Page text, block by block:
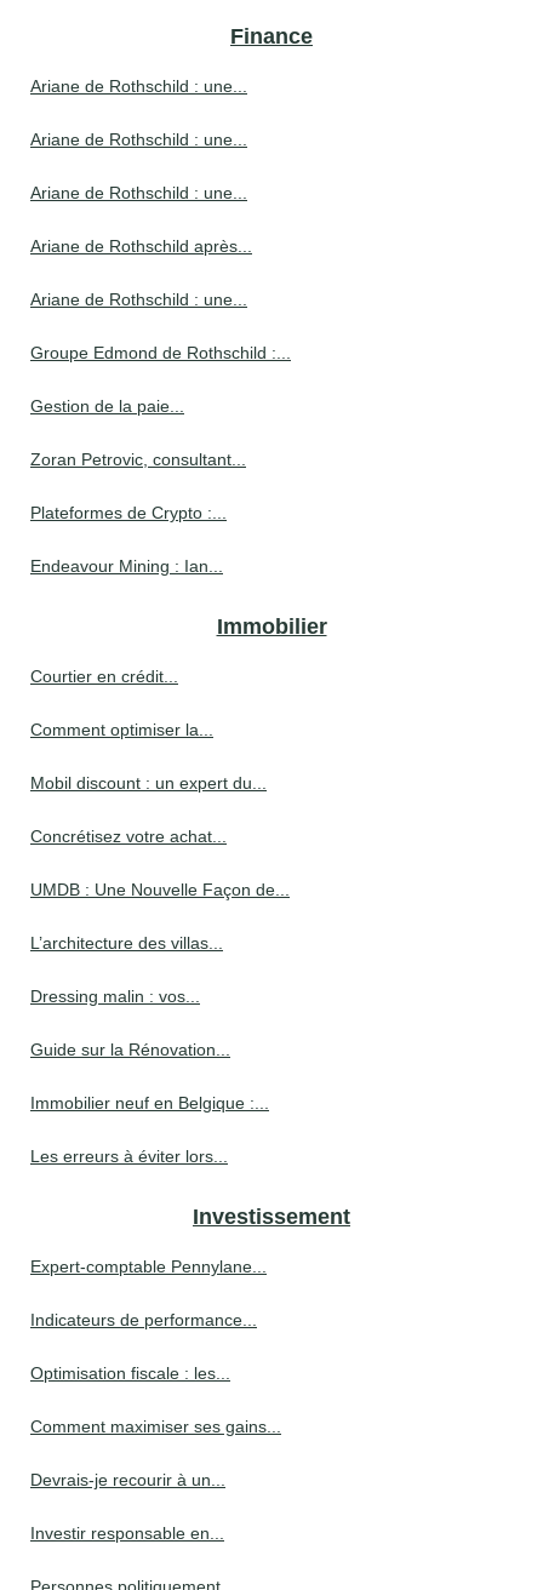
Finance
Ariane de Rothschild : une...
Ariane de Rothschild : une...
Ariane de Rothschild : une...
Ariane de Rothschild après...
Ariane de Rothschild : une...
Groupe Edmond de Rothschild :...
Gestion de la paie...
Zoran Petrovic, consultant...
Plateformes de Crypto :...
Endeavour Mining : Ian...
Immobilier
Courtier en crédit...
Comment optimiser la...
Mobil discount : un expert du...
Concrétisez votre achat...
UMDB : Une Nouvelle Façon de...
L’architecture des villas...
Dressing malin : vos...
Guide sur la Rénovation...
Immobilier neuf en Belgique :...
Les erreurs à éviter lors...
Investissement
Expert-comptable Pennylane...
Indicateurs de performance...
Optimisation fiscale : les...
Comment maximiser ses gains...
Devrais-je recourir à un...
Investir responsable en...